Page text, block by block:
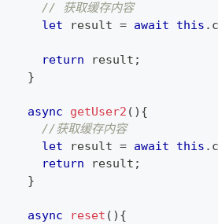
// 获取缓存内容
let result = await this .
return result ;
}
async getUser2 ( ) {
//获取缓存内容
let result = await this .
return result ;
}
async reset ( ) {